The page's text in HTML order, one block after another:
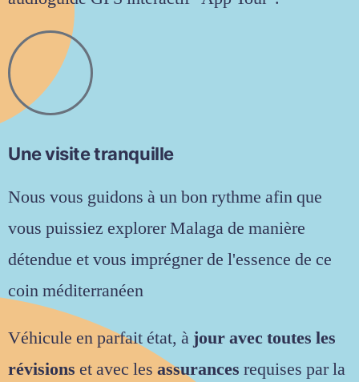
Une visite tranquille
Nous vous guidons à un bon rythme afin que
vous puissiez explorer Malaga de manière
détendue et vous imprégner de l'essence de ce
coin méditerranéen
Véhicule en parfait état, à jour avec toutes les
révisions et avec les assurances requises par la